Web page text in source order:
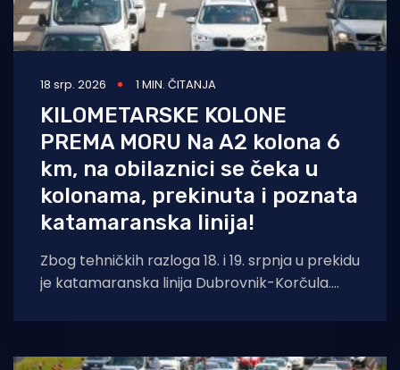
18 srp. 2026 1 MIN. ČITANJA
KILOMETARSKE KOLONE
PREMA MORU Na A2 kolona 6
km, na obilaznici se čeka u
kolonama, prekinuta i poznata
katamaranska linija!
Zbog tehničkih razloga 18. i 19. srpnja u prekidu
je katamaranska linija Dubrovnik-Korčula.